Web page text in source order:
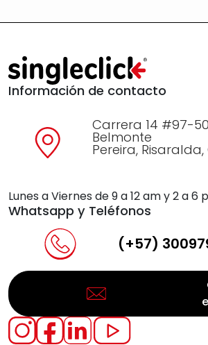
Información de contacto
Carrera 14 #97-
Belmonte
Pereira,
Lunes a Viernes de 9 a 12 am y 2 a 6
Whatsapp y Teléfonos
(+57)